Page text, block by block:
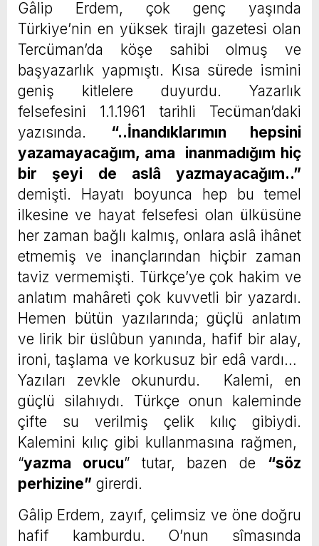
Gâlip Erdem, çok genç yaşında
Türkiye’nin en yüksek tirajlı gazetesi olan
Tercüman’da köşe sahibi olmuş ve
başyazarlık yapmıştı. Kısa sürede ismini
geniş kitlelere duyurdu. Yazarlık
felsefesini 1.1.1961 tarihli Tecüman’daki
yazısında. “..İnandıklarımın hepsini
yazamayacağım, ama inanmadığım hiç
bir şeyi de aslâ yazmayacağım..”
demişti. Hayatı boyunca hep bu temel
ilkesine ve hayat felsefesi olan ülküsüne
her zaman bağlı kalmış, onlara aslâ ihânet
etmemiş ve inançlarından hiçbir zaman
taviz vermemişti. Türkçe’ye çok hakim ve
anlatım mahâreti çok kuvvetli bir yazardı.
Hemen bütün yazılarında; güçlü anlatım
ve lirik bir üslûbun yanında, hafif bir alay,
ironi, taşlama ve korkusuz bir edâ vardı…
Yazıları zevkle okunurdu. Kalemi, en
güçlü silahıydı. Türkçe onun kaleminde
çifte su verilmiş çelik kılıç gibiydi.
Kalemini kılıç gibi kullanmasına rağmen,
“yazma orucu” tutar, bazen de “söz
perhizine” girerdi.
Gâlip Erdem, zayıf, çelimsiz ve öne doğru
hafif kamburdu. O’nun sîmasında